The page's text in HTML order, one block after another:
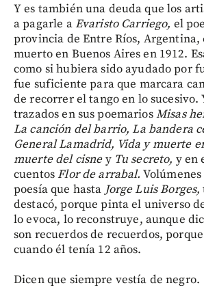
Y es también una deuda que los
a pagarle aEvaristo Carriego, el
provincia de Entre Ríos, Argentina,
muerto en Buenos Aires en 1912.
como si hubiera sido ayudado por
fue suficiente para que marcara
de recorrer el tango en lo sucesivo.
trazados en sus poemariosMisas
La canción del barrio, La bandera
General Lamadrid, Vida y muerte
muerte del cisneyTu secreto, y en
cuentosFlor de arrabal.
poesía que hasta Jorge Luis Borges,
destacó, porque pinta el universo
lo evoca, lo reconstruye, aunque
son recuerdos de recuerdos,
cuando él tenía 12 años.
Dicen que siempre vestía de negro.